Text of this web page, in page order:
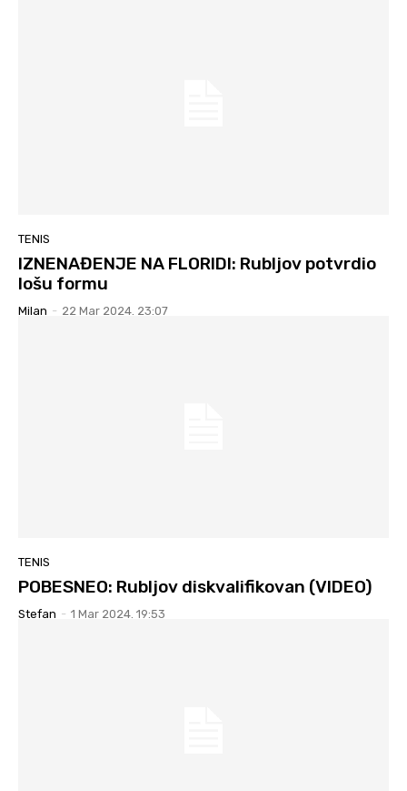
TENIS
IZNENAĐENJE NA FLORIDI: Rubljov potvrdio
lošu formu
Milan - 22 Mar 2024. 23:07
TENIS
POBESNEO: Rubljov diskvalifikovan (VIDEO)
Stefan - 1 Mar 2024. 19:53